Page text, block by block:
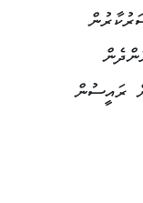
ރައީސުން